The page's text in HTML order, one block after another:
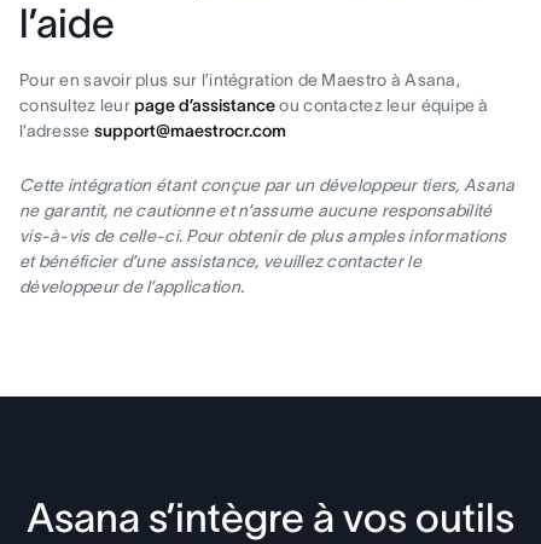
l’aide
Pour en savoir plus sur l’intégration de Maestro à Asana,
consultez leurpage d’assistanceou contactez leur équipe à
l’adresse support@maestrocr.com
Cette intégration étant conçue par un développeur tiers, Asana
ne garantit, ne cautionne et n’assume aucune responsabilité
vis-à-vis de celle-ci. Pour obtenir de plus amples informations
et bénéficier d’une assistance, veuillez contacter le
développeur de l’application.
Asana s’intègre à vos outils